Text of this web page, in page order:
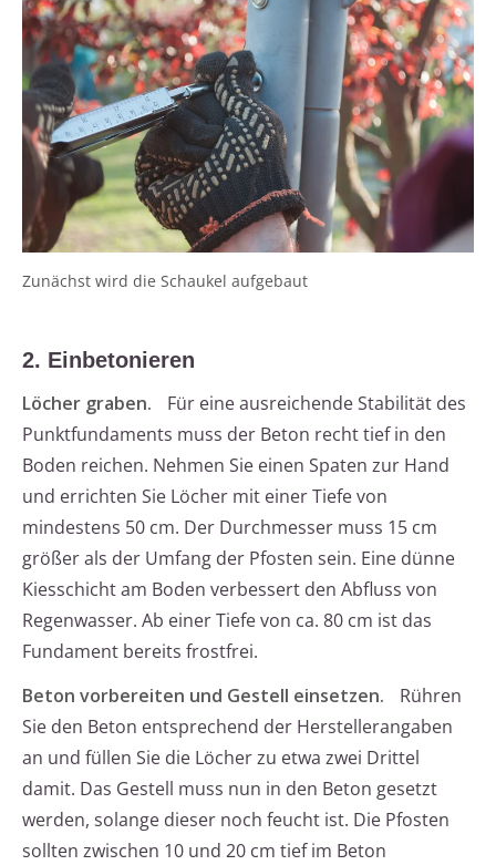
Zunächst wird die Schaukel aufgebaut
2. Einbetonieren
Löcher graben.
Für eine ausreichende Stabilität des
Punktfundaments muss der Beton recht tief in den
Boden reichen. Nehmen Sie einen Spaten zur Hand
und errichten Sie Löcher mit einer Tiefe von
mindestens 50 cm. Der Durchmesser muss 15 cm
größer als der Umfang der Pfosten sein. Eine dünne
Kiesschicht am Boden verbessert den Abfluss von
Regenwasser. Ab einer Tiefe von ca. 80 cm ist das
Fundament bereits frostfrei.
Beton vorbereiten und Gestell einsetzen.
Rühren
Sie den Beton entsprechend der Herstellerangaben
an und füllen Sie die Löcher zu etwa zwei Drittel
damit. Das Gestell muss nun in den Beton gesetzt
werden, solange dieser noch feucht ist. Die Pfosten
sollten zwischen 10 und 20 cm tief im Beton